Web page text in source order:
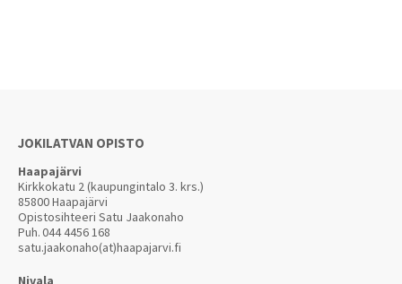
JOKILATVAN OPISTO
Haapajärvi
Kirkkokatu 2 (kaupungintalo 3. krs.)
85800 Haapajärvi
Opistosihteeri Satu Jaakonaho
Puh.044 4456 168
satu.jaakonaho(at)haapajarvi.fi
Nivala